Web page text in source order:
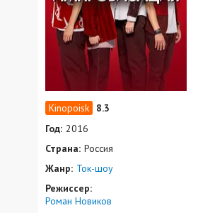
8.3
Год: 2016
Страна: Россия
Жанр: Ток-шоу
Режиссер:
Роман Новиков